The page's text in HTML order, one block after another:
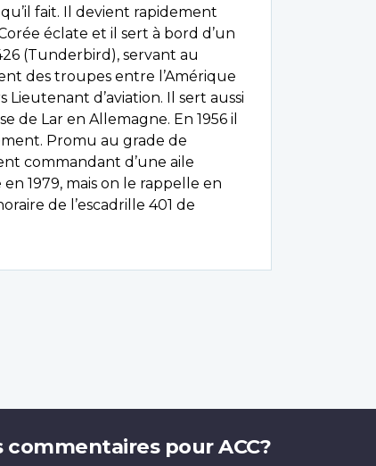
fait. Il devient rapidement
éclate et il sert à bord d’un
(Tunderbird), servant au
des troupes entre l’Amérique
Lieutenant d’aviation. Il sert aussi
de Lar en Allemagne. En 1956 il
Promu au grade de
commandant d’une aile
1979, mais on le rappelle en
de l’escadrille 401 de
commentaires pour ACC?